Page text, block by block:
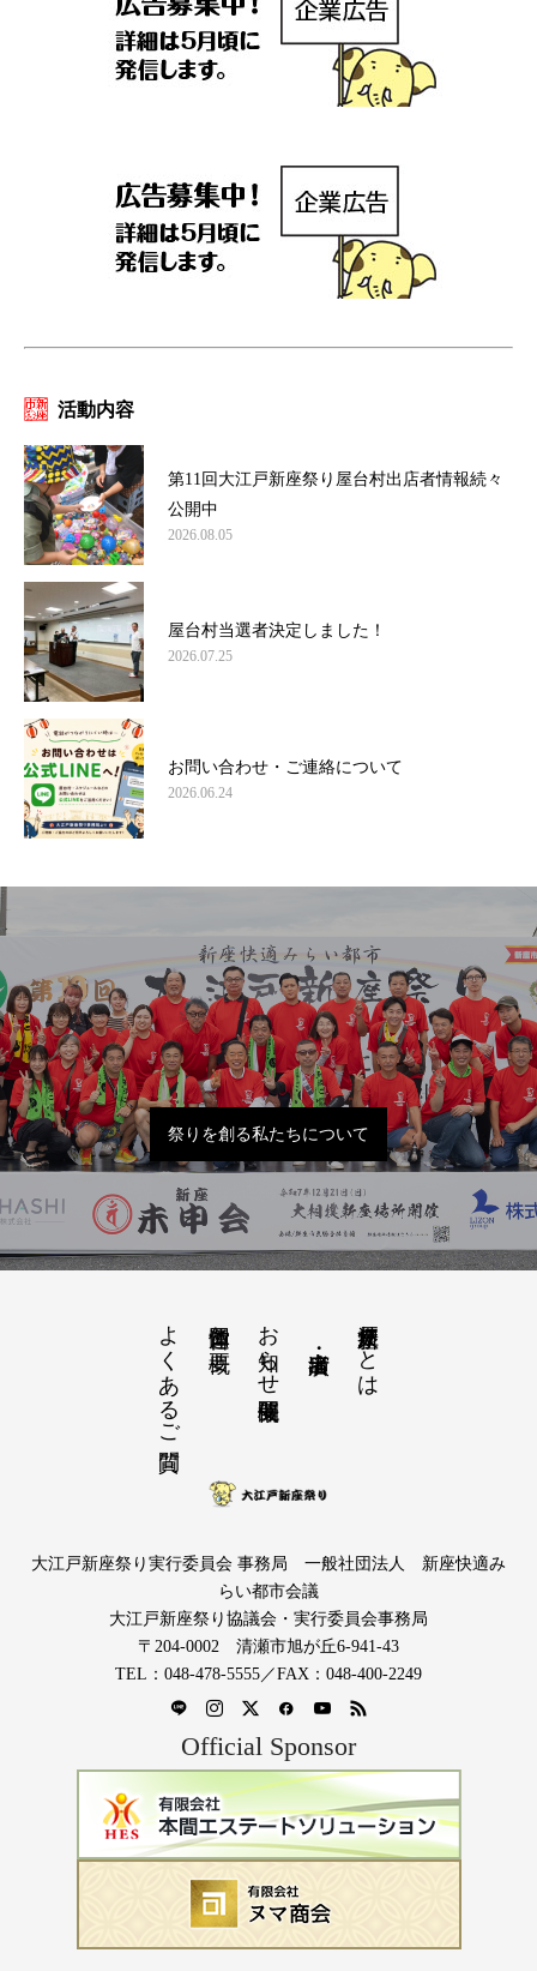
活動内容
第11回大江戸新座祭り屋台村出店者情報続々
公開中
2026.08.05
屋台村当選者決定しました！
2026.07.25
お問い合わせ・ご連絡について
2026.06.24
祭りを創る私たちについて
大江戸新座祭りとは
お知らせ開催概要
運営団体と概要
よくあるご質問
大江戸新座祭り実行委員会 事務局 一般社団法人 新座快適み
らい都市会議
大江戸新座祭り協議会・実行委員会事務局
〒204-0002 清瀬市旭が丘6-941-43
TEL：048-478-5555／FAX：048-400-2249
Official Sponsor